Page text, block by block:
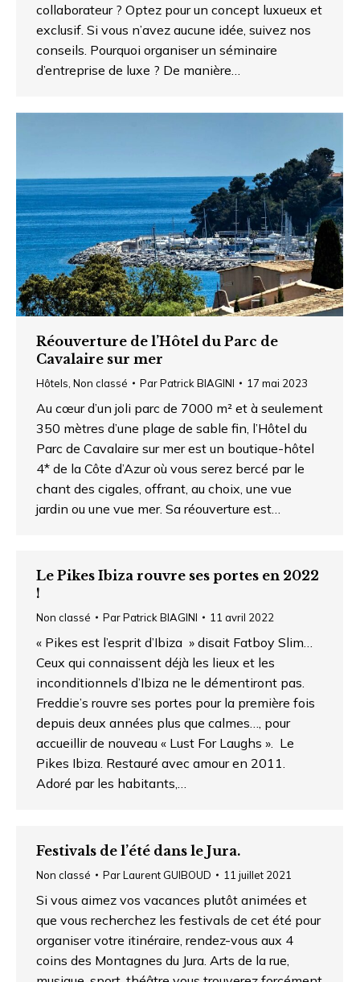
collaborateur ? Optez pour un concept luxueux et
exclusif. Si vous n’avez aucune idée, suivez nos
conseils. Pourquoi organiser un séminaire
d’entreprise de luxe ? De manière…
Réouverture de l’Hôtel du Parc de
Cavalaire sur mer
Hôtels Non classé ParPatrick BIAGINI 17 mai 2023
Au cœur d’un joli parc de 7000 m² et à seulement
350 mètres d’une plage de sable fin, l’Hôtel du
Parc de Cavalaire sur mer est un boutique-hôtel
4* de la Côte d’Azur où vous serez bercé par le
chant des cigales, offrant, au choix, une vue
jardin ou une vue mer. Sa réouverture est…
Le Pikes Ibiza rouvre ses portes en 2022
!
Non classé ParPatrick BIAGINI 11 avril 2022
« Pikes est l’esprit d’Ibiza » disait Fatboy Slim…
Ceux qui connaissent déjà les lieux et les
inconditionnels d’Ibiza ne le démentiront pas.
Freddie’s rouvre ses portes pour la première fois
depuis deux années plus que calmes…, pour
accueillir de nouveau « Lust For Laughs ». Le
Pikes Ibiza. Restauré avec amour en 2011.
Adoré par les habitants,…
Festivals de l’été dans le Jura.
Non classé ParLaurent GUIBOUD 11 juillet 2021
Si vous aimez vos vacances plutôt animées et
que vous recherchez les festivals de cet été pour
organiser votre itinéraire, rendez-vous aux 4
coins des Montagnes du Jura. Arts de la rue,